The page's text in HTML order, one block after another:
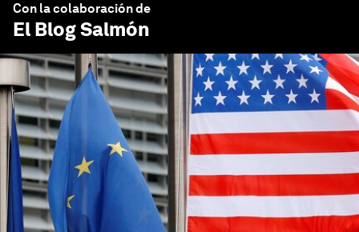
Con la colaboración de
El Blog Salmón